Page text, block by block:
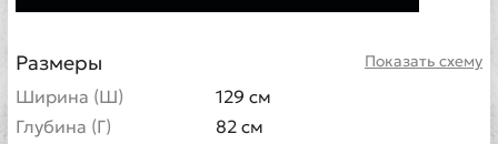
Показать схему
Размеры
Ширина (Ш)
129 см
Глубина (Г)
82 см